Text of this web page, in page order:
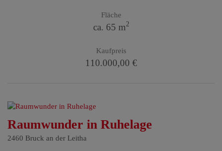
Fläche
ca. 65 m2
Kaufpreis
110.000,00 €
Raumwunder in Ruhelage
2460 Bruck an der Leitha